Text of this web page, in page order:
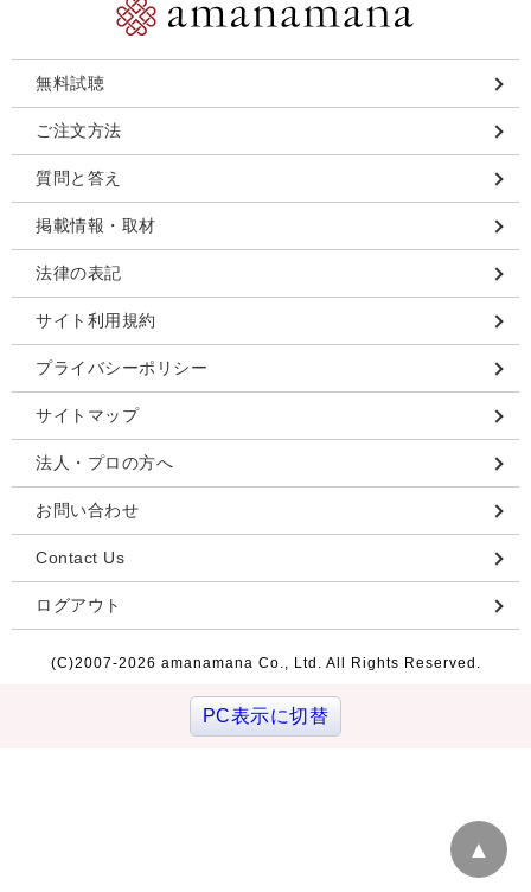
無料試聴
ご注文方法
質問と答え
掲載情報・取材
法律の表記
サイト利用規約
プライバシーポリシー
サイトマップ
法人・プロの方へ
お問い合わせ
Contact Us
ログアウト
▲
(C)2007-2026 amanamana Co., Ltd. All Rights Reserved.
PC表示に切替